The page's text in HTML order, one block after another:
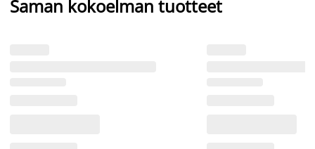
Saman kokoelman tuotteet